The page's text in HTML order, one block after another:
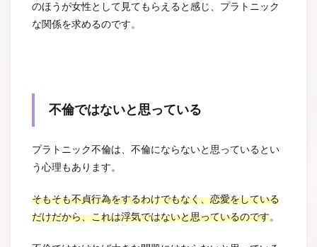
のほうが女性として見てもらえると感じ、プラトニック
な関係を求めるのです。
不倫ではないと思っている
プラトニック不倫は、不倫にならないと思っているとい
う心理もあります。
そもそも不貞行為をするわけでもなく、恋愛をしている
だけだから、これは浮気ではないと思っているのです。